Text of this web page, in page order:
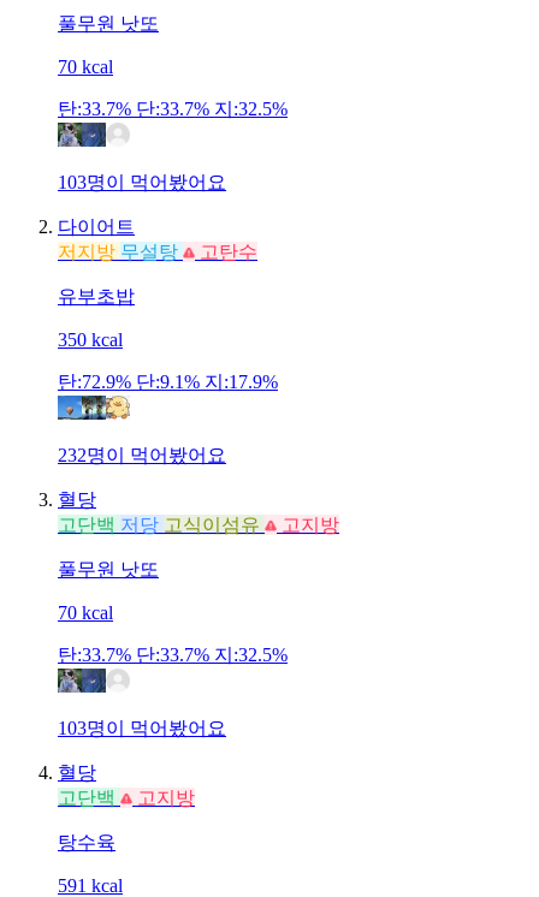
풀무원 낫또
70 kcal
탄:33.7% 단:33.7% 지:32.5%
103명이 먹어봤어요
다이어트
저지방 무설탕 고탄수
유부초밥
350 kcal
탄:72.9% 단:9.1% 지:17.9%
232명이 먹어봤어요
혈당
고단백 저당 고식이섬유 고지방
풀무원 낫또
70 kcal
탄:33.7% 단:33.7% 지:32.5%
103명이 먹어봤어요
혈당
고단백
고지방
탕수육
591 kcal